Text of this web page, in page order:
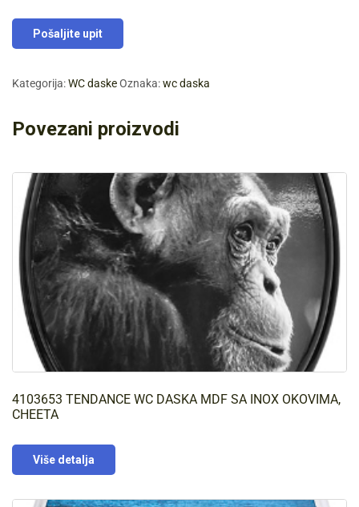
Pošaljite upit
Kategorija:WC daskeOznaka:wc daska
Povezani proizvodi
4103653 TENDANCE WC DASKA MDF SA INOX OKOVIMA,
CHEETA
Više detalja